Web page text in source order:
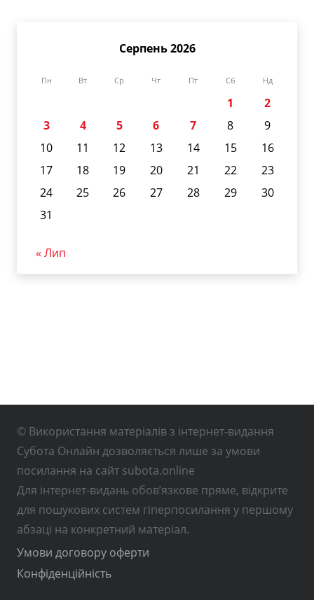
Серпень 2026
Пн Вт Ср Чт Пт Сб Нд
1
2
3
4 5 6 7 8
9
10
11 12 13 14 15
16
17
18 19 20 21 22
23
24
25 26 27 28 29
30
31
« Лип
© Використання матеріалів з інтернет-видання
Субота Онлайн дозволяється лише за умови
посилання на сайт subota.online
Для інтернет-видань обов’язкове пряме, відкрите
для пошукових систем гіперпосилання у першому
абзаці на конкретний матеріал.
Умови договору оферти
Конфіденційність